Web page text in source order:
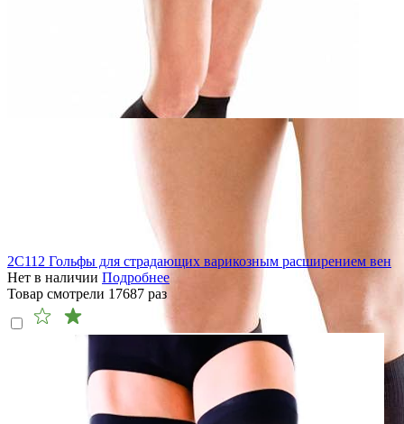
2C112 Гольфы для страдающих варикозным расширением вен
Нет в наличии Подробнее
Товар смотрели 17687 раз